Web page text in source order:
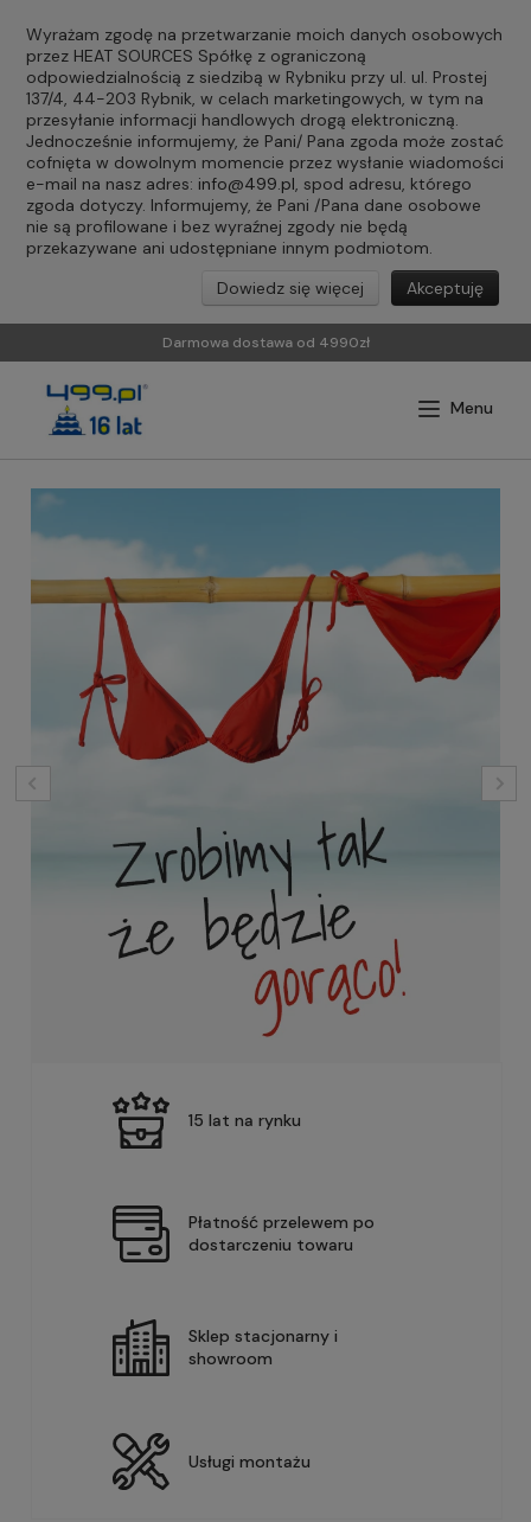
Wyrażam zgodę na przetwarzanie moich danych osobowych
przez HEAT SOURCES Spółkę z ograniczoną
odpowiedzialnością z siedzibą w Rybniku przy ul. ul. Prostej
137/4, 44-203 Rybnik, w celach marketingowych, w tym na
przesyłanie informacji handlowych drogą elektroniczną.
Jednocześnie informujemy, że Pani/ Pana zgoda może zostać
cofnięta w dowolnym momencie przez wysłanie wiadomości
e-mail na nasz adres: info@499.pl, spod adresu, którego
zgoda dotyczy. Informujemy, że Pani /Pana dane osobowe
nie są profilowane i bez wyraźnej zgody nie będą
przekazywane ani udostępniane innym podmiotom.
Akceptuję
Dowiedz się więcej
Darmowa dostawa od 4990zł
15 lat na rynku
Płatność przelewem po
dostarczeniu towaru
Sklep stacjonarny i
showroom
Usługi montażu